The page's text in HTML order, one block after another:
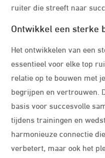
ruiter die streeft naar
Ontwikkel een sterke
Het ontwikkelen van een
essentieel voor elke top
relatie op te bouwen met
begrijpen en vertrouwen.
basis voor succesvolle
tijdens trainingen en
harmonieuze connectie
verbetert, maar ook het